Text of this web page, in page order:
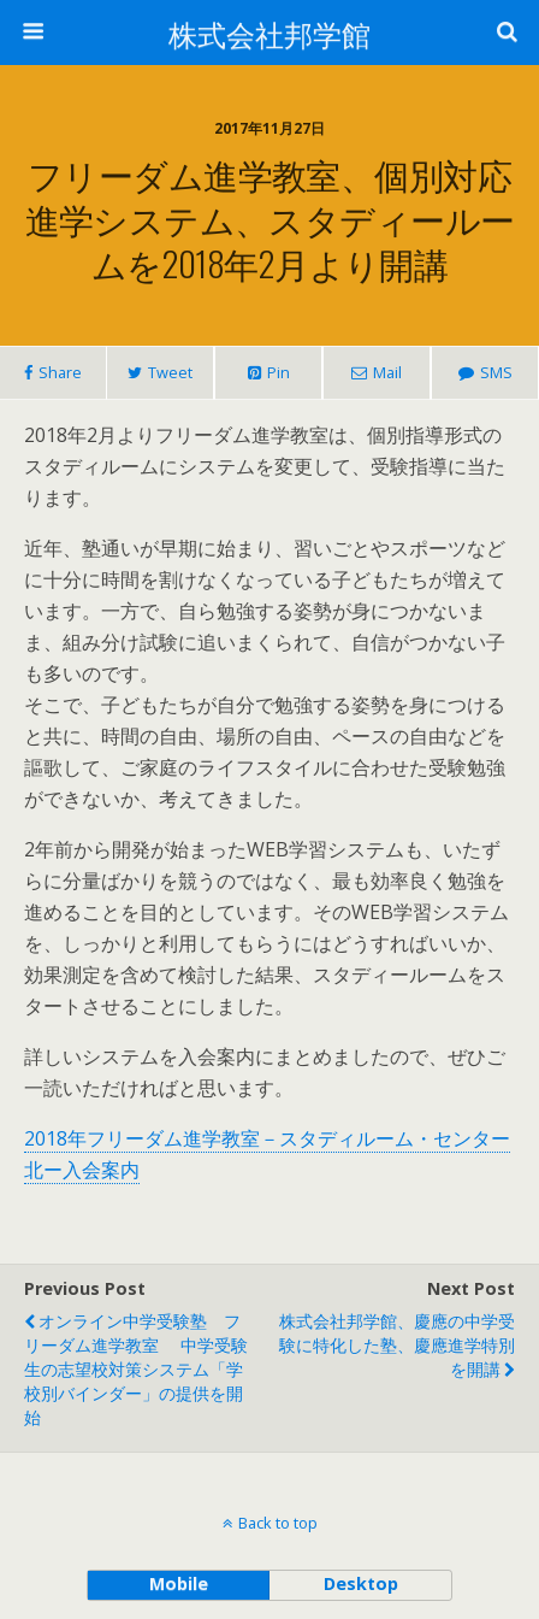
株式会社邦学館
2017年11月27日
フリーダム進学教室、個別対応
進学システム、スタディールー
ムを2018年2月より開講
Share Tweet Pin Mail SMS
2018年2月よりフリーダム進学教室は、個別指導形式の
スタディルームにシステムを変更して、受験指導に当た
ります。
近年、塾通いが早期に始まり、習いごとやスポーツなど
に十分に時間を割けなくなっている子どもたちが増えて
います。一方で、自ら勉強する姿勢が身につかないま
ま、組み分け試験に追いまくられて、自信がつかない子
も多いのです。
そこで、子どもたちが自分で勉強する姿勢を身につける
と共に、時間の自由、場所の自由、ペースの自由などを
謳歌して、ご家庭のライフスタイルに合わせた受験勉強
ができないか、考えてきました。
2年前から開発が始まったWEB学習システムも、いたず
らに分量ばかりを競うのではなく、最も効率良く勉強を
進めることを目的としています。そのWEB学習システム
を、しっかりと利用してもらうにはどうすればいいか、
効果測定を含めて検討した結果、スタディールームをス
タートさせることにしました。
詳しいシステムを入会案内にまとめましたので、ぜひご
一読いただければと思います。
2018年フリーダム進学教室－スタディルーム・センター
北ー入会案内
Previous Post
オンライン中学受験塾 フ
リーダム進学教室 中学受験
生の志望校対策システム「学
校別バインダー」の提供を開
始
Next Post
株式会社邦学館、慶應の中学受
験に特化した塾、慶應進学特別
を開講
Back to top
Mobile Desktop